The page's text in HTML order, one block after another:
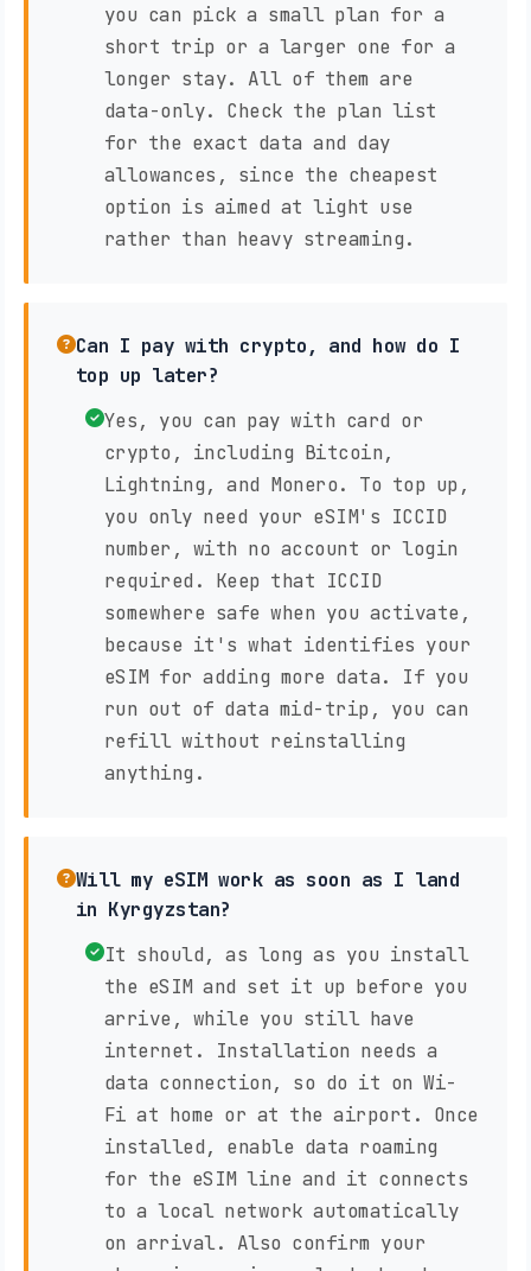
you can pick a small plan for a
short trip or a larger one for a
longer stay. All of them are
data-only. Check the plan list
for the exact data and day
allowances, since the cheapest
option is aimed at light use
rather than heavy streaming.
Can I pay with crypto, and how do I
top up later?
Yes, you can pay with card or
crypto, including Bitcoin,
Lightning, and Monero. To top up,
you only need your eSIM's ICCID
number, with no account or login
required. Keep that ICCID
somewhere safe when you activate,
because it's what identifies your
eSIM for adding more data. If you
run out of data mid-trip, you can
refill without reinstalling
anything.
Will my eSIM work as soon as I land
in Kyrgyzstan?
It should, as long as you install
the eSIM and set it up before you
arrive, while you still have
internet. Installation needs a
data connection, so do it on Wi-
Fi at home or at the airport. Once
installed, enable data roaming
for the eSIM line and it connects
to a local network automatically
on arrival. Also confirm your